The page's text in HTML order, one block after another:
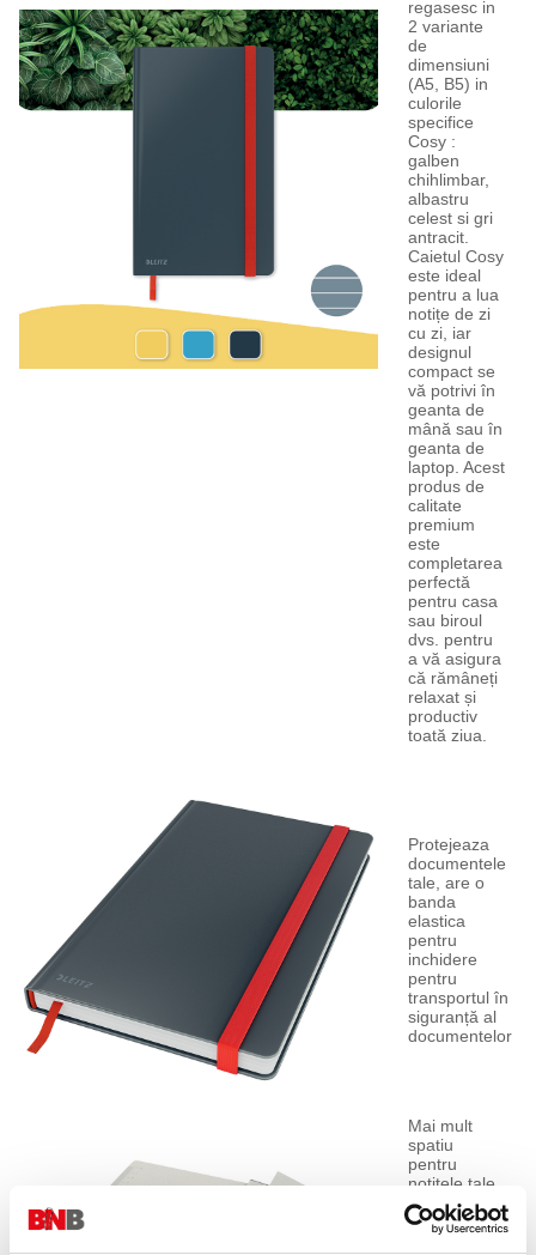
regasesc in
2 variante
de
dimensiuni
(A5, B5) in
culorile
specifice
Cosy :
galben
chihlimbar,
albastru
celest si gri
antracit.
Caietul Cosy
este ideal
pentru a lua
notițe de zi
cu zi, iar
designul
compact se
vă potrivi în
geanta de
mână sau în
geanta de
laptop. Acest
produs de
calitate
premium
este
completarea
perfectă
pentru casa
sau biroul
dvs. pentru
a vă asigura
că rămâneți
relaxat și
productiv
toată ziua.
Protejeaza
documentele
tale, are o
banda
elastica
pentru
inchidere
pentru
transportul în
siguranță al
documentelor
Mai mult
spatiu
pentru
notitele tale,
carti de
vizita sau